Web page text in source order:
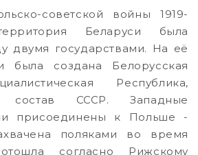
советской войны 1919-
Беларуси была
двумя государствами. На её
была создана Белорусская
Республика,
СССР. Западные
присоединены к Польше -
поляками во время
согласно Рижскому